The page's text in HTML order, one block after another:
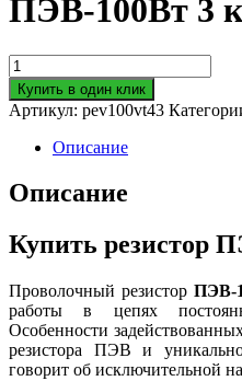
ПЭВ-100Вт 3
Количество
товара
ПЭВ-100Вт
3
кОм
Купить в один клик
Артикул: pev100vt43
Описание
Описание
Купить резистор
Проволочный резисторПЭВ-
работы в цепях
Особенности
резистора ПЭВ и
говорит об исключительной